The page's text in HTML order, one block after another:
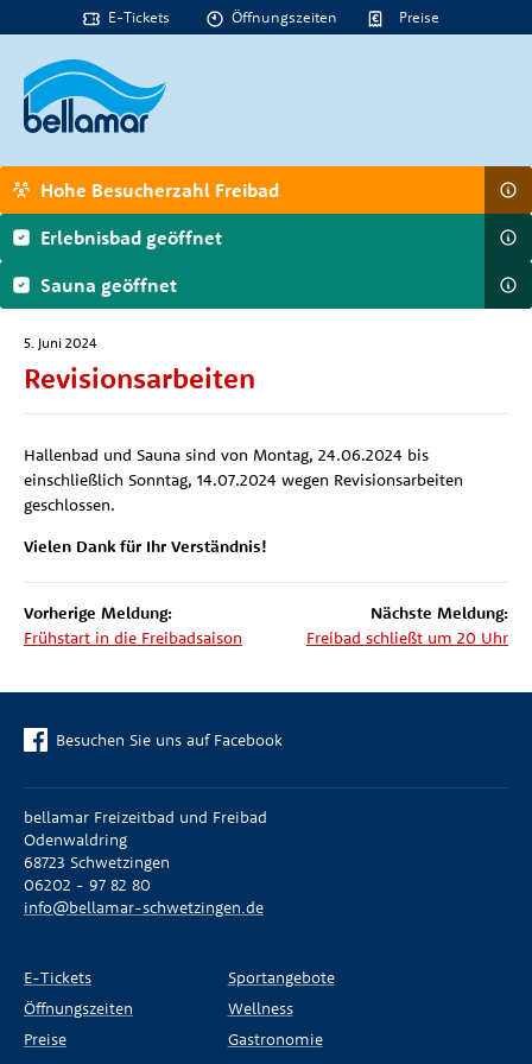
E-Tickets Öffnungszeiten Preise
Hohe Besucherzahl Freibad
Erlebnisbad geöffnet
Sauna geöffnet
5. Juni 2024
Revisionsarbeiten
Hallenbad und Sauna sind von Montag, 24.06.2024 bis
einschließlich Sonntag, 14.07.2024 wegen Revisionsarbeiten
geschlossen.
Vielen Dank für Ihr Verständnis!
Vorherige Meldung:
Frühstart in die Freibadsaison
Nächste Meldung:
Freibad schließt um 20 Uhr
Besuchen Sie uns auf Facebook
bellamar Freizeitbad und Freibad
Odenwaldring
68723 Schwetzingen
06202 - 97 82 80
info@bellamar-schwetzingen.de
E-Tickets
Öffnungszeiten
Preise
Sportangebote
Wellness
Gastronomie